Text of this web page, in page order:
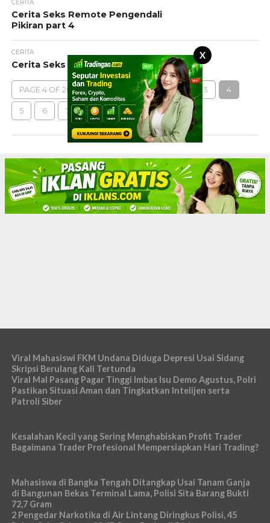
X
CERITA
Cerita Seks Remote Pengendali
Pikiran part 4
CERITA
Cerita Seks Ngentot di Dapur
PAGE 4 OF 288 ‹ PREVIOUS 1 2 3 4
5 6 7 8 NEXT › LAST »
Viral Mahasiswi FKM Undana Diduga Depresi Usai Sidang
Skripsi Berulang Kali Tertunda
Viral Mal Pasang Pagar Tinggi Imbas Isu Demo Agustus, Polri
Pastikan Situasi Aman dan Tingkatkan Intelijen serta
Patroli Siber
Kesalahan Kecil yang Sering Menghabiskan Profit Trader
Bagaimana Trader Profesional Mempersiapkan Hari Trading?
Mahasiswa di Bangka Tengah Ditangkap Usai Tanam Ganja
di Bangunan Bekas Terminal Lama, Polisi Sita Barang Bukti
72,7 Gram
2 Pengedar Narkotika di Air Lintang Diringkus Polisi, 45